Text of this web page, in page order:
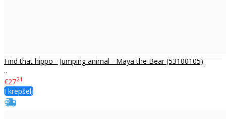
Find that hippo - Jumping animal - Maya the Bear (53100105)
..
€2721
Į krepšelį